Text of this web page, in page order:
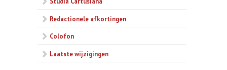
Redactionele afkortingen
Colofon
Laatste wijzigingen